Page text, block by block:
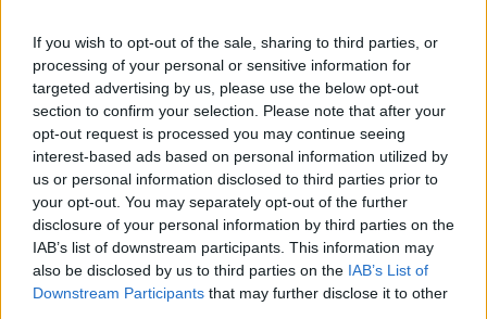
If you wish to opt-out of the sale, sharing to third parties, or
processing of your personal or sensitive information for
targeted advertising by us, please use the below opt-out
section to confirm your selection. Please note that after your
opt-out request is processed you may continue seeing
interest-based ads based on personal information utilized by
us or personal information disclosed to third parties prior to
your opt-out. You may separately opt-out of the further
disclosure of your personal information by third parties on the
IAB’s list of downstream participants. This information may
also be disclosed by us to third parties on the IAB’s List of
Downstream Participants that may further disclose it to other